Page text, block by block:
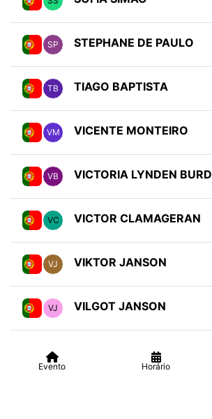
SP STEPHANE DE PAULO
TB TIAGO BAPTISTA
VM VICENTE MONTEIRO
VB VICTORIA LYNDEN BURD
VC VICTOR CLAMAGERAN
VJ VIKTOR JANSON
VJ VILGOT JANSON
Evento Horário